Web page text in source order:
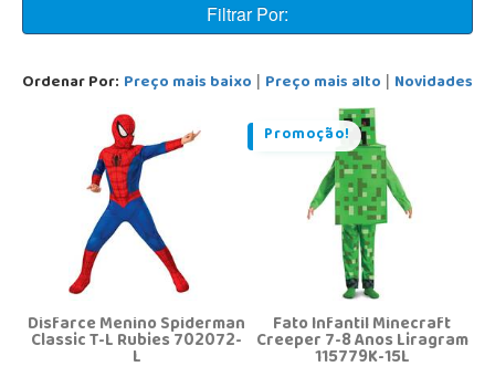
Filtrar Por:
Ordenar Por: Preço mais baixo | Preço mais alto | Novidades
Disfarce Menino Spiderman
Classic T-L Rubies 702072-
L
Promoção!
Fato Infantil Minecraft
Creeper 7-8 Anos Liragram
115779K-15L